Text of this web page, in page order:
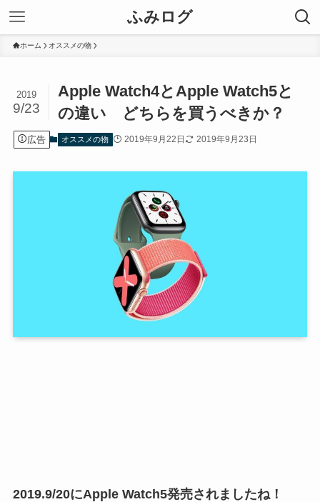
ふみログ
ホーム オススメの物
Apple Watch4とApple Watch5と
の違い どちらを買うべきか？
2019
9/23
広告 オススメの物 2019年9月22日 2019年9月23日
2019.9/20にApple Watch5発売されましたね！